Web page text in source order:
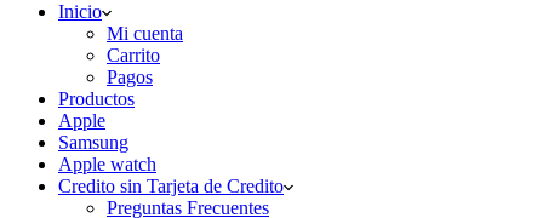
Inicio
Mi cuenta
Carrito
Pagos
Productos
Apple
Samsung
Apple watch
Credito sin Tarjeta de Credito
Preguntas Frecuentes